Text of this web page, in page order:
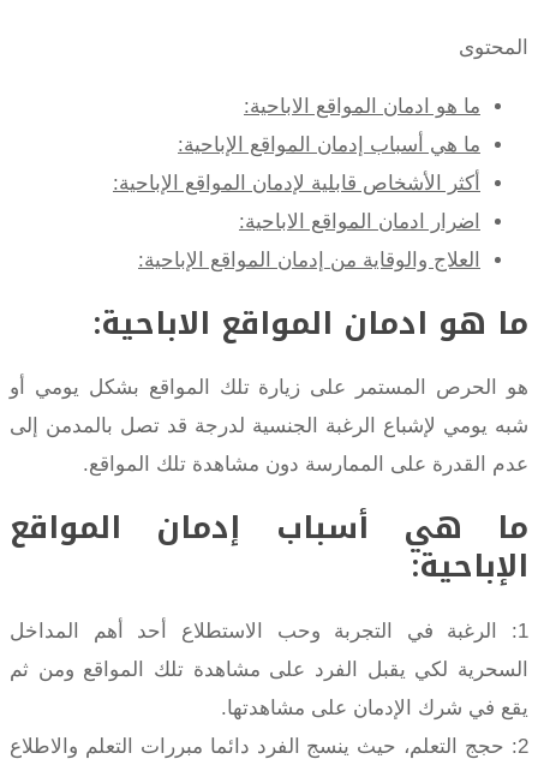
المحتوى
ما هو ادمان المواقع الاباحية:
ما هي أسباب إدمان المواقع الإباحية:
أكثر الأشخاص قابلية لإدمان المواقع الإباحية:
اضرار ادمان المواقع الاباحية:
العلاج والوقاية من إدمان المواقع الإباحية:
ما هو ادمان المواقع الاباحية:
هو الحرص المستمر على زيارة تلك المواقع بشكل يومي أو
شبه يومي لإشباع الرغبة الجنسية لدرجة قد تصل بالمدمن إلى
عدم القدرة على الممارسة دون مشاهدة تلك المواقع.
ما هي أسباب إدمان المواقع
الإباحية:
1: الرغبة في التجربة وحب الاستطلاع أحد أهم المداخل
السحرية لكي يقبل الفرد على مشاهدة تلك المواقع ومن ثم
يقع في شرك الإدمان على مشاهدتها.
2: حجج التعلم، حيث ينسج الفرد دائما مبررات التعلم والاطلاع